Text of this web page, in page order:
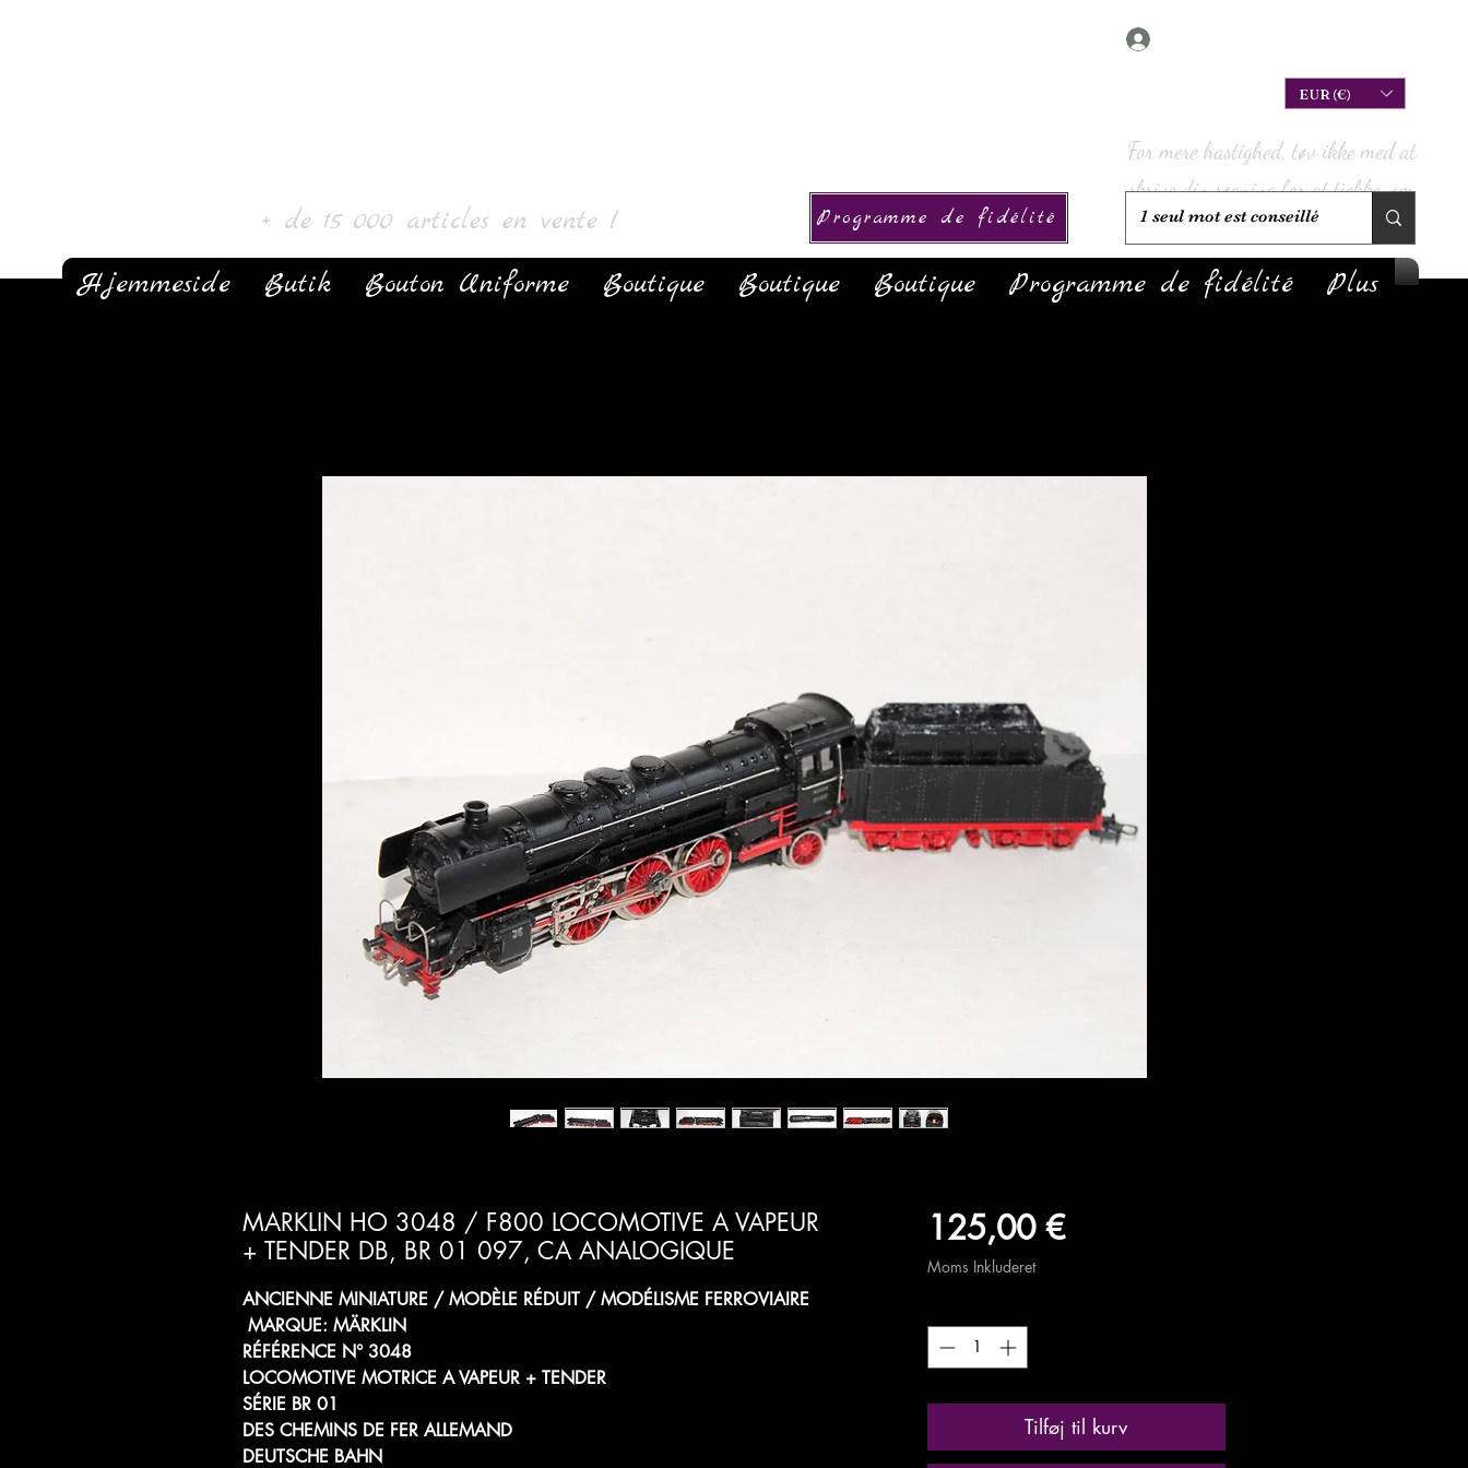
EUR (€)
+ de 15 000 articles en vente ! Programme de fidélité
Hjemmeside Butik Bouton Uniforme Boutique Boutique Boutique Programme de fidélité Plus
MARKLIN HO 3048 / F800 LOCOMOTIVE A VAPEUR
+ TENDER DB, BR 01 097, CA ANALOGIQUE
ANCIENNE MINIATURE / MODÈLE RÉDUIT / MODÉLISME FERROVIAIRE
MARQUE: MÄRKLIN
RÉFÉRENCE N° 3048
LOCOMOTIVE MOTRICE A VAPEUR + TENDER
SÉRIE BR 01
DES CHEMINS DE FER ALLEMAND
DEUTSCHE BAHN
125,00 €Pris
Moms Inkluderet
Tilføj til kurv
For mere hastighed, tøv ikke med at
skrive din søgning for at tjekke, om
vi har den på lager!